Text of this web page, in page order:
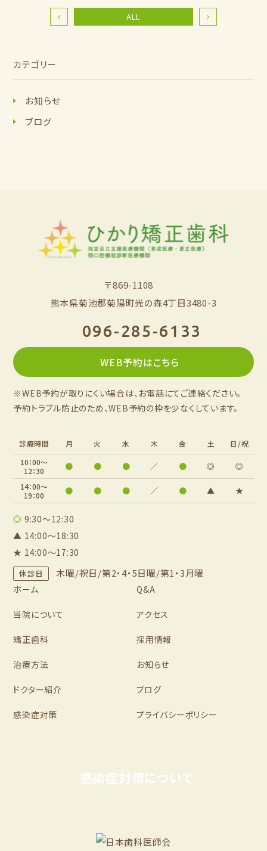
カテゴリー
お知らせ
ブログ
ALL
〒869-1108
熊本県菊池郡菊陽町光の森4丁目3480-3
096-285-6133
WEB予約はこちら
※WEB予約が取りにくい場合は、お電話にてご連絡ください。
予約トラブル防止のため、WEB予約の枠を少なくしています。
診療時間 月 火 水 木 金 土
日/祝
10：00～
12：30
● ● ● ／ ● ◎ ◎
14：00～
19：00
● ● ● ／ ● ▲ ★
◎ 9:30～12:30
▲ 14:00～18:30
★ 14:00～17:30
休診日 木曜/祝日/第2・4・5日曜/第1・3月曜
ホーム
当院について
矯正歯科
治療方法
ドクター紹介
感染症対策
Q&A
アクセス
採用情報
お知らせ
ブログ
プライバシーポリシー
感染症対策について